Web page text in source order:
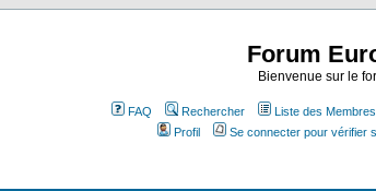
Forum
Bienvenue sur le
FAQ Rechercher Liste des Membres
Profil
Se connecter pour vérifier